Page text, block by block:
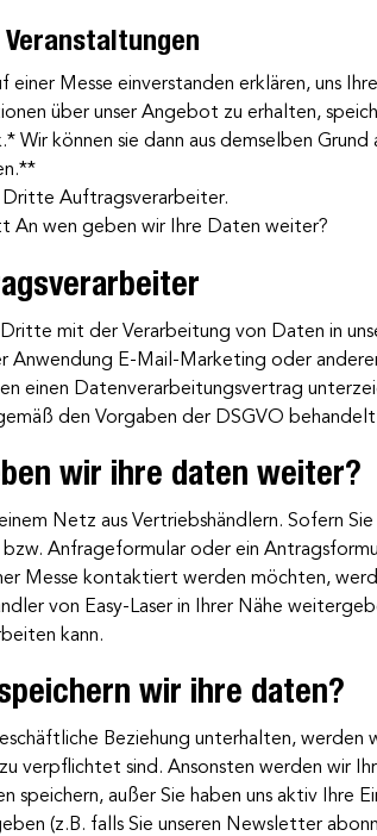
Veranstaltungen
einer Messe einverstanden erklären, uns
über unser Angebot zu erhalten,
Wir können sie dann aus demselben Grund
Auftragsverarbeiter.
An wen geben wir Ihre Daten weiter?
mit der Verarbeitung von Daten in
Anwendung E-Mail-Marketing oder
einen Datenverarbeitungsvertrag
den Vorgaben der DSGVO
wir ihre daten weiter?
Netz aus Vertriebshändlern. Sofern Sie
Anfrageformular oder ein
Messe kontaktiert werden möchten,
von Easy-Laser in Ihrer Nähe
kann.
wir ihre daten?
Beziehung unterhalten, werden
verpflichtet sind. Ansonsten werden wir
speichern, außer Sie haben uns aktiv Ihre
(z.B. falls Sie unseren Newsletter